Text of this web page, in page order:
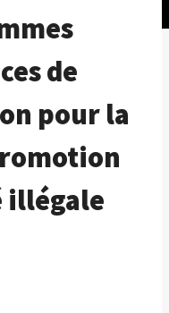
de
pour la
illégale